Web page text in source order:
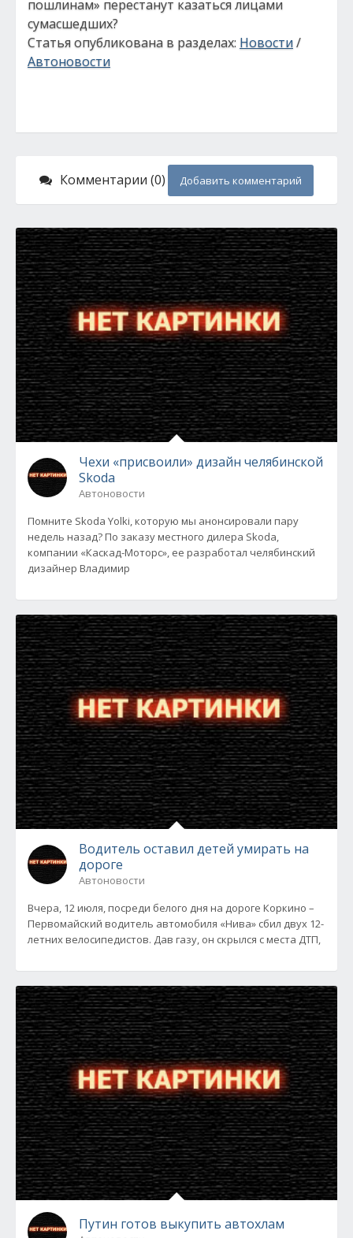
пошлинам» перестанут казаться лицами
сумасшедших?
Статья опубликована в разделах: Новости/
Автоновости
Комментарии (0) Добавить комментарий
Чехи «присвоили» дизайн челябинской
Skoda
Автоновости
Помните Skoda Yolki, которую мы анонсировали пару
недель назад? По заказу местного дилера Skoda,
компании «Каскад-Моторс», ее разработал челябинский
дизайнер Владимир
Водитель оставил детей умирать на
дороге
Автоновости
Вчера, 12 июля, посреди белого дня на дороге Коркино –
Первомайский водитель автомобиля «Нива» сбил двух 12-
летних велосипедистов. Дав газу, он скрылся с места ДТП,
Путин готов выкупить автохлам